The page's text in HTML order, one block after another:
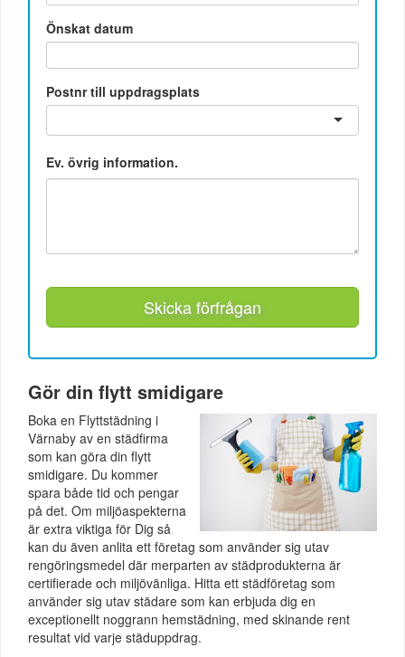
Önskat datum
Postnr till uppdragsplats
Ev. övrig information.
Skicka förfrågan
Gör din flytt smidigare
Boka en Flyttstädning i
Värnaby av en städfirma
som kan göra din flytt
smidigare. Du kommer
spara både tid och pengar
på det. Om miljöaspekterna
är extra viktiga för Dig så
kan du även anlita ett företag som använder sig utav
rengöringsmedel där merparten av städprodukterna är
certifierade och miljövänliga. Hitta ett städföretag som
använder sig utav städare som kan erbjuda dig en
exceptionellt noggrann hemstädning, med skinande rent
resultat vid varje städuppdrag.